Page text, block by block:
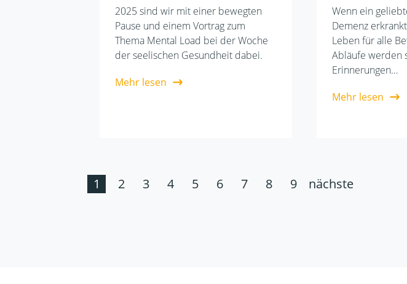
2025 sind wir mit einer bewegten
Pause und einem Vortrag zum
Thema Mental Load bei der Woche
der seelischen Gesundheit dabei.
Mehr lesen
Wenn ein
Demenz
Leben für alle
Abläufe werden
Erinnerungen…
Mehr lesen
1 2 3 4 5 6 7 8 9 nächste